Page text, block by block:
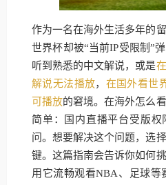
作为一名在海外生活多年的
世界杯却被“当前IP受限制”
听到熟悉的中文解说，或是
解说无法播放， 在国外看世
可播放的窘境。在海外怎么
简单：国内直播平台受版
问。想要解决这个问题，选
键。这篇指南会告诉你如何
用它流畅观看NBA、足球等